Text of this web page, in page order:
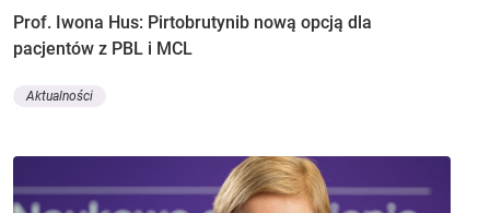
Prof. Iwona Hus: Pirtobrutynib nową opcją dla
pacjentów z PBL i MCL
Aktualności